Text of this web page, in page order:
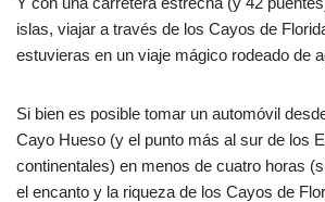
islas, viajar a través de los Cayos de
estuvieras en un viaje mágico rodeado de
Si bien es posible tomar un automóvil
Cayo Hueso (y el punto más al sur de los
continentales) en menos de cuatro horas
el encanto y la riqueza de los Cayos de